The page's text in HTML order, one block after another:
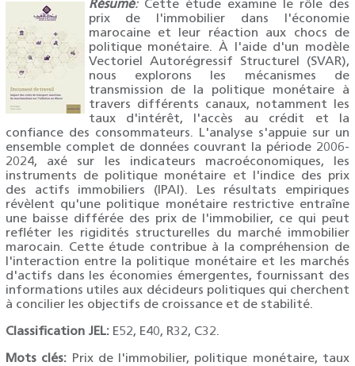
Résumé: Cette étude examine le rôle des
prix de l'immobilier dans l'économie
marocaine et leur réaction aux chocs de
politique monétaire. À l'aide d'un modèle
Vectoriel Autorégressif Structurel (SVAR),
nous explorons les mécanismes de
transmission de la politique monétaire à
travers différents canaux, notamment les
taux d'intérêt, l'accès au crédit et la
confiance des consommateurs. L'analyse s'appuie sur un
ensemble complet de données couvrant la période 2006-
2024, axé sur les indicateurs macroéconomiques, les
instruments de politique monétaire et l'indice des prix
des actifs immobiliers (IPAI). Les résultats empiriques
révèlent qu'une politique monétaire restrictive entraîne
une baisse différée des prix de l'immobilier, ce qui peut
refléter les rigidités structurelles du marché immobilier
marocain. Cette étude contribue à la compréhension de
l'interaction entre la politique monétaire et les marchés
d'actifs dans les économies émergentes, fournissant des
informations utiles aux décideurs politiques qui cherchent
à concilier les objectifs de croissance et de stabilité.
Classification JEL: E52, E40, R32, C32.
Mots clés: Prix de l'immobilier, politique monétaire, taux